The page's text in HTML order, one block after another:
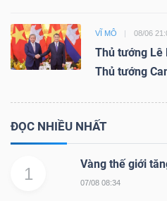
VĨ MÔ 08/06
Thủ tướng Lê
Thủ tướng
ĐỌC NHIỀU NHẤT
1
Vàng thế giới
07/08 08:34
Dữ
tài
chính